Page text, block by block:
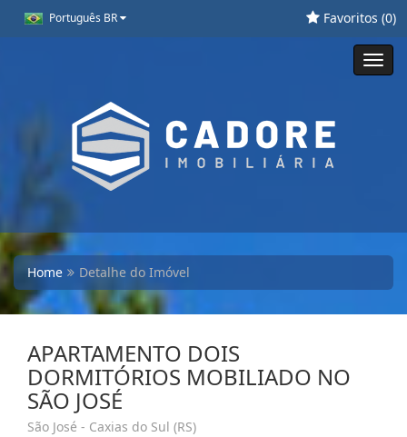
Português BR Favoritos (0)
Home Detalhe do Imóvel
APARTAMENTO DOIS
DORMITÓRIOS MOBILIADO NO
SÃO JOSÉ
São José - Caxias do Sul (RS)